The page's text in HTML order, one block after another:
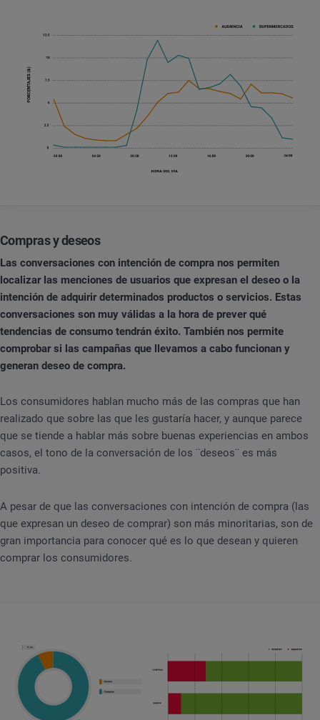
Compras y deseos
Las conversaciones con intención de compra nos permiten
localizar las menciones de usuarios que expresan el deseo o la
intención de adquirir determinados productos o servicios. Estas
conversaciones son muy válidas a la hora de prever qué
tendencias de consumo tendrán éxito. También nos permite
comprobar si las campañas que llevamos a cabo funcionan y
generan deseo de compra.
Los consumidores hablan mucho más de las compras que han
realizado que sobre las que les gustaría hacer, y aunque parece
que se tiende a hablar más sobre buenas experiencias en ambos
casos, el tono de la conversación de los ¨deseos¨ es más
positiva.
A pesar de que las conversaciones con intención de compra (las
que expresan un deseo de comprar) son más minoritarias, son de
gran importancia para conocer qué es lo que desean y quieren
comprar los consumidores.